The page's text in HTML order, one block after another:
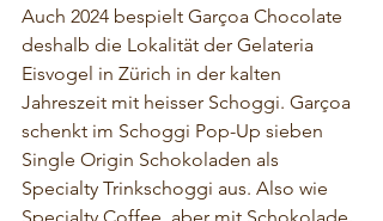
Auch 2024 bespielt Garçoa Chocolate
deshalb die Lokalität der Gelateria
Eisvogel in Zürich in der kalten
Jahreszeit mit heisser Schoggi. Garçoa
schenkt im Schoggi Pop-Up sieben
Single Origin Schokoladen als
Specialty Trinkschoggi aus. Also wie